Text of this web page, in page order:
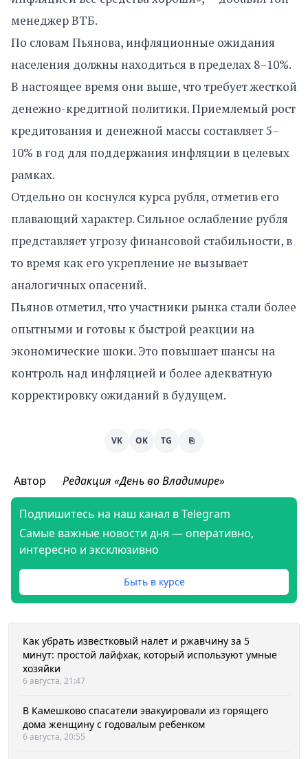
менеджер ВТБ.
По словам Пьянова, инфляционные ожидания
населения должны находиться в пределах 8–10%.
В настоящее время они выше, что требует жесткой
денежно-кредитной политики. Приемлемый рост
кредитования и денежной массы составляет 5–
10% в год для поддержания инфляции в целевых
рамках.
Отдельно он коснулся курса рубля, отметив его
плавающий характер. Сильное ослабление рубля
представляет угрозу финансовой стабильности, в
то время как его укрепление не вызывает
аналогичных опасений.
Пьянов отметил, что участники рынка стали более
опытными и готовы к быстрой реакции на
экономические шоки. Это повышает шансы на
контроль над инфляцией и более адекватную
корректировку ожиданий в будущем.
VK OK TG ⎘
Автор Редакция «День во Владимире»
Подпишитесь на наш канал в Telegram
Самые важные новости дня — оперативно,
интересно и эксклюзивно
Быть в курсе
Как убрать известковый налет и ржавчину за 5
минут: простой лайфхак, который используют умные
хозяйки
6 августа, 21:47
В Камешково спасатели эвакуировали из горящего
дома женщину с годовалым ребенком
6 августа, 20:55